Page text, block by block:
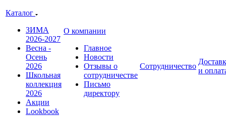
Каталог
ЗИМА
2026-2027
Весна -
Осень
2026
Школьная
коллекция
2026
Акции
Lookbook
О компании
Главное
Новости
Отзывы о
сотрудничестве
Письмо
директору
Сотрудничество
и